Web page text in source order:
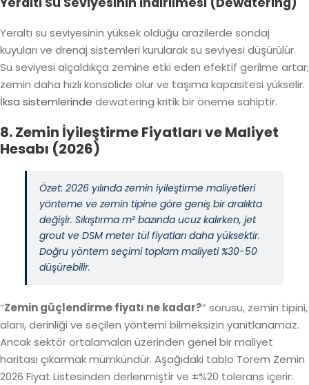
Yeraltı su seviyesinin yüksek olduğu arazilerde sondaj
kuyuları ve drenaj sistemleri kurularak su seviyesi düşürülür.
Su seviyesi alçaldıkça zemine etki eden efektif gerilme artar;
zemin daha hızlı konsolide olur ve taşıma kapasitesi yükselir.
İksa sistemlerinde dewatering kritik bir öneme sahiptir.
8. Zemin İyileştirme Fiyatları ve Maliyet
Hesabı (2026)
Özet: 2026 yılında zemin iyileştirme maliyetleri
yönteme ve zemin tipine göre geniş bir aralıkta
değişir. Sıkıştırma m² bazında ucuz kalırken, jet
grout ve DSM meter tül fiyatları daha yüksektir.
Doğru yöntem seçimi toplam maliyeti %30-50
düşürebilir.
“Zemin güçlendirme fiyatı ne kadar?” sorusu, zemin tipini,
alanı, derinliği ve seçilen yöntemi bilmeksizin yanıtlanamaz.
Ancak sektör ortalamaları üzerinden genel bir maliyet
haritası çıkarmak mümkündür. Aşağıdaki tablo Torem Zemin
2026 Fiyat Listesinden derlenmiştir ve ±%20 tolerans içerir: